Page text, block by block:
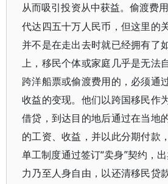
从而吸引投资从中获益。偷渡费用
代达四五十万人民币，但这里的
并不是在走出去时就已经拥有了
上，移民个体或家庭几乎是无法
跨洋船票或偷渡费用的，必须通
收益的变现。他们以跨国移民作
借贷，到达目的地后通过在当地
的工资、收益，并以此分期付款
单工制度通过签订“卖身”契约，
力乃至人身自由，以还清移民贷